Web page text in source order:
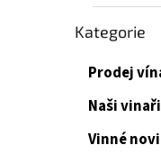
Přeskočit
Kategorie
Prodej
Naši vinaři
Vinné